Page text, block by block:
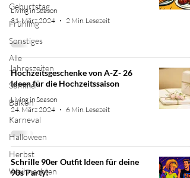
Geburtstag
Frühling
Sonstiges
Alle
Jahreszeiten
Sommer
Balkon
Karneval
Halloween
Herbst
Weihnachten
Living in Season
31. März 2024
2 Min. Lesezeit
Hochzeitsgeschenke von A-Z- 26
Ideen für die Hochzeitssaison
Living in Season
24. März 2024
6 Min. Lesezeit
Schrille 90er Outfit Ideen für deine
90s Party!